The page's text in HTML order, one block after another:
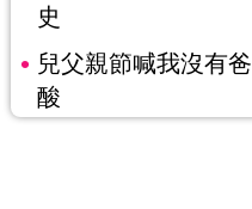
史
兒父親節喊我沒有
酸